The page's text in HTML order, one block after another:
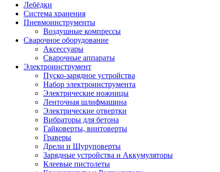
Лебёдки
Система хранения
Пневмоинструменты
Воздушные компрессы
Сварочное оборудование
Аксессуары
Сварочные аппараты
Электроинструмент
Пуско-зарядное устройства
Набор электроинструмента
Электрические ножницы
Ленточная шлифмашина
Электрические отвертки
Вибраторы для бетона
Гайковерты, винтоверты
Граверы
Дрели и Шуруповерты
Зарядные устройства и Аккумуляторы
Клеевые пистолеты